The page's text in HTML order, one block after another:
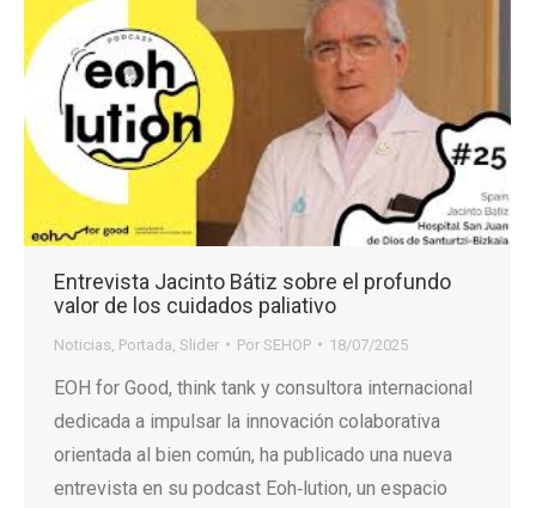
Entrevista Jacinto Bátiz sobre el profundo
valor de los cuidados paliativo
Noticias Portada Slider Por SEHOP 18/07/2025
EOH for Good, think tank y consultora internacional
dedicada a impulsar la innovación colaborativa
orientada al bien común, ha publicado una nueva
entrevista en su podcast Eoh‑lution, un espacio